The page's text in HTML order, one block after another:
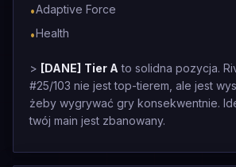
•Adaptive Force
•Health
> [DANE] Tier A to solidna pozycja.
#25/103 nie jest top-tierem, ale jest
żeby wygrywać gry konsekwentnie.
twój main jest zbanowany.